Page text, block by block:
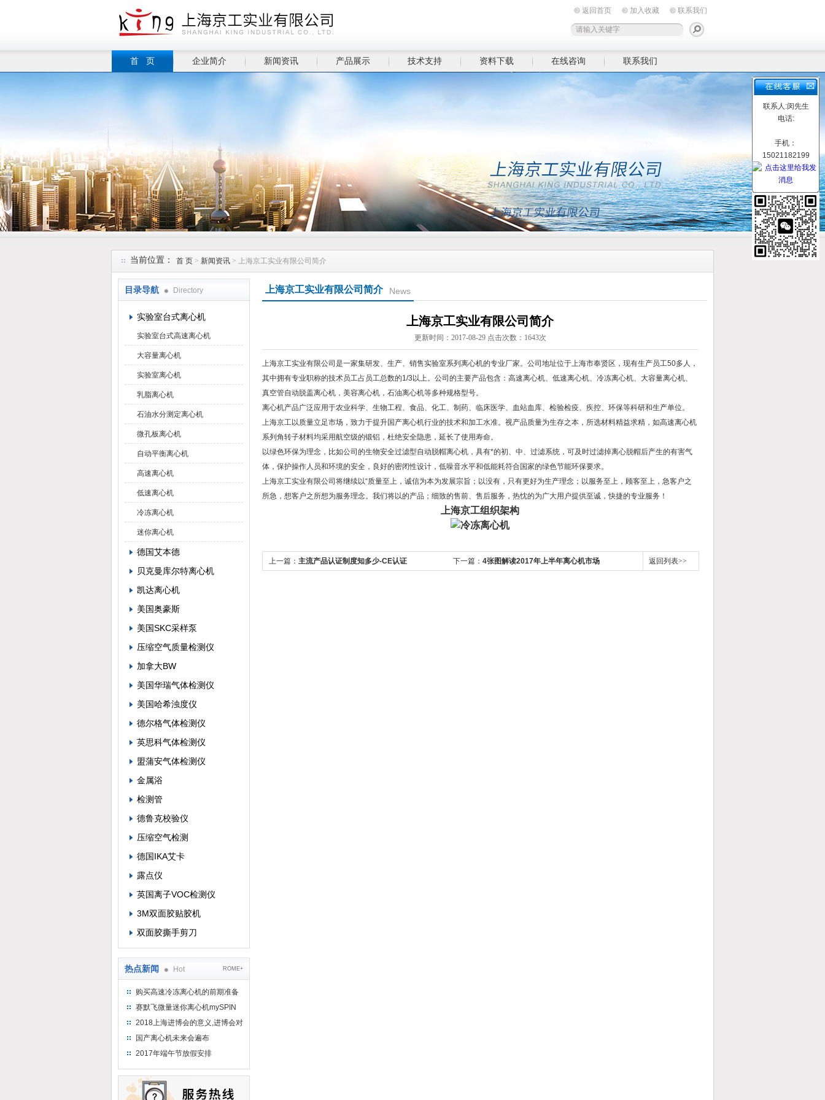
返回首页 加入收藏 联系我们
首 页 企业简介 新闻资讯 产品展示 技术支持 资料下载 在线咨询 联系我们
当前位置： 首 页 > 新闻资讯 > 上海京工实业有限公司简介
目录导航 Directory
实验室台式离心机
实验室台式高速离心机
大容量离心机
实验室离心机
乳脂离心机
石油水分测定离心机
微孔板离心机
自动平衡离心机
高速离心机
低速离心机
冷冻离心机
迷你离心机
德国艾本德
贝克曼库尔特离心机
凯达离心机
美国奥豪斯
美国SKC采样泵
压缩空气质量检测仪
加拿大BW
美国华瑞气体检测仪
美国哈希浊度仪
德尔格气体检测仪
英思科气体检测仪
盟蒲安气体检测仪
金属浴
检测管
德鲁克校验仪
压缩空气检测
德国IKA艾卡
露点仪
英国离子VOC检测仪
3M双面胶贴胶机
双面胶撕手剪刀
热点新闻 Hot ROME+
购买高速冷冻离心机的前期准备
工作
赛默飞微量迷你离心机mySPIN
12
2018上海进博会的意义,进博会对
上海的影响有哪些？
国产离心机未来会遍布
2017年端午节放假安排
上海京工实业有限公司简介 News
上海京工实业有限公司简介
更新时间：2017-08-29 点击次数：1643次
上海京工实业有限公司是一家集研发、生产、销售实验室系列离心机的专业厂家。公司地址位于上海市奉贤区，现有生产员工50多人，
其中拥有专业职称的技术员工占员工总数的1/3以上。公司的主要产品包含：高速离心机、低速离心机、冷冻离心机、大容量离心机、
真空管自动脱盖离心机，美容离心机，石油离心机等多种规格型号。
离心机产品广泛应用于农业科学、生物工程、食品、化工、制药、临床医学、血站血库、检验检疫、疾控、环保等科研和生产单位。
上海京工以质量立足市场，致力于提升国产离心机行业的技术和加工水准。视产品质量为生存之本，所选材料精益求精，如高速离心机
系列角转子材料均采用航空级的锻铝，杜绝安全隐患，延长了使用寿命。
以绿色环保为理念，比如公司的生物安全过滤型自动脱帽离心机，具有*的初、中、过滤系统，可及时过滤掉离心脱帽后产生的有害气
体，保护操作人员和环境的安全，良好的密闭性设计，低噪音水平和低能耗符合国家的绿色节能环保要求。
上海京工实业有限公司将继续以“质量至上，诚信为本为发展宗旨；以没有，只有更好为生产理念；以服务至上，顾客至上，急客户之
所急，想客户之所想为服务理念。我们将以的产品；细致的售前、售后服务，热忱的为广大用户提供至诚，快捷的专业服务！
上海京工组织架构
上一篇： 主流产品认证制度知多少-CE认证 下一篇： 4张图解读2017年上半年离心机市场 返回列表>>
联系人:闵先生
电话:
手机：
15021182199